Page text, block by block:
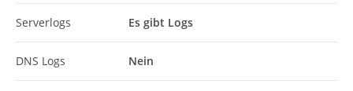
Serverlogs Es gibt Logs
DNS Logs Nein